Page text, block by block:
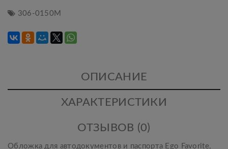
306-0150М
ОПИСАНИЕ
ХАРАКТЕРИСТИКИ
ОТЗЫВОВ (0)
Обложка для автодокументов и паспорта Ego Favorite,